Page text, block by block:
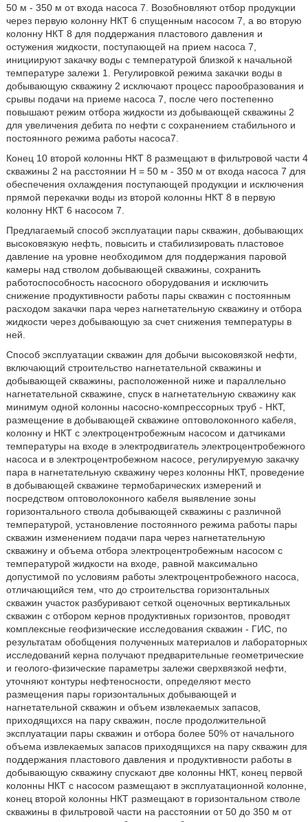
50 м - 350 м от входа насоса 7. Возобновляют отбор продукции
через первую колонну НКТ 6 спущенным насосом 7, а во вторую
колонну НКТ 8 для поддержания пластового давления и
остужения жидкости, поступающей на прием насоса 7,
инициируют закачку воды с температурой близкой к начальной
температуре залежи 1. Регулировкой режима закачки воды в
добывающую скважину 2 исключают процесс парообразования и
срывы подачи на приеме насоса 7, после чего постепенно
повышают режим отбора жидкости из добывающей скважины 2
для увеличения дебита по нефти с сохранением стабильного и
постоянного режима работы насоса7.
Конец 10 второй колонны НКТ 8 размещают в фильтровой части 4
скважины 2 на расстоянии Н = 50 м - 350 м от входа насоса 7 для
обеспечения охлаждения поступающей продукции и исключения
прямой перекачки воды из второй колонны НКТ 8 в первую
колонну НКТ 6 насосом 7.
Предлагаемый способ эксплуатации пары скважин, добывающих
высоковязкую нефть, повысить и стабилизировать пластовое
давление на уровне необходимом для поддержания паровой
камеры над стволом добывающей скважины, сохранить
работоспособность насосного оборудования и исключить
снижение продуктивности работы пары скважин с постоянным
расходом закачки пара через нагнетательную скважину и отбора
жидкости через добывающую за счет снижения температуры в
ней.
Способ эксплуатации скважин для добычи высоковязкой нефти,
включающий строительство нагнетательной скважины и
добывающей скважины, расположенной ниже и параллельно
нагнетательной скважине, спуск в нагнетательную скважину как
минимум одной колонны насосно-компрессорных труб - НКТ,
размещение в добывающей скважине оптоволоконного кабеля,
колонну и НКТ с электроцентробежным насосом и датчиками
температуры на входе в электродвигатель электроцентробежного
насоса и в электроцентробежном насосе, регулируемую закачку
пара в нагнетательную скважину через колонны НКТ, проведение
в добывающей скважине термобарических измерений и
посредством оптоволоконного кабеля выявление зоны
горизонтального ствола добывающей скважины с различной
температурой, установление постоянного режима работы пары
скважин изменением подачи пара через нагнетательную
скважину и объема отбора электроцентробежным насосом с
температурой жидкости на входе, равной максимально
допустимой по условиям работы электроцентробежного насоса,
отличающийся тем, что до строительства горизонтальных
скважин участок разбуривают сеткой оценочных вертикальных
скважин с отбором кернов продуктивных горизонтов, проводят
комплексные геофизические исследования скважин - ГИС, по
результатам обобщения полученных материалов и лабораторных
исследований керна получают предварительные геометрические
и геолого-физические параметры залежи сверхвязкой нефти,
уточняют контуры нефтеносности, определяют место
размещения пары горизонтальных добывающей и
нагнетательной скважин и объем извлекаемых запасов,
приходящихся на пару скважин, после продолжительной
эксплуатации пары скважин и отбора более 50% от начального
объема извлекаемых запасов приходящихся на пару скважин для
поддержания пластового давления и продуктивности работы в
добывающую скважину спускают две колонны НКТ, конец первой
колонны НКТ с насосом размещают в эксплуатационной колонне,
конец второй колонны НКТ размещают в горизонтальном стволе
скважины в фильтровой части на расстоянии от 50 до 350 м от